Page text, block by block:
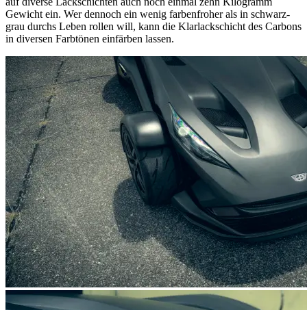
Gewicht ein. Wer dennoch ein wenig farbenfroher als in schwarz-
grau durchs Leben rollen will, kann die Klarlackschicht des Carbons
in diversen Farbtönen einfärben lassen.